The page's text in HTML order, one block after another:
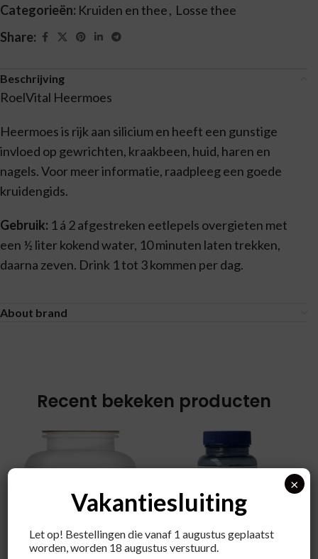
Categorieën: Kruiden en thee, Losse thee
Share:
Beschrijving
RoelVital Heermoes
Heermoes is rijk aan silicium en heeft een gunstige
invloed op gewrichten, kraakbeen, huid, haren en
nagels. Voor meer informatie, raadpleeg een goede
kruidengids.
Gebruik: 1 á 2 afgestreken eetlepels overgieten met
een ½ liter kokend water, 10 minuten laten trekken,
daarna zeven. Drink 1 tot 3 kommen per dag.
About brand
Recent bekeken producten
Vakantiesluiting
Let op! Bestellingen die vanaf 1 augustus geplaatst
worden, worden 18 augustus verstuurd.
×